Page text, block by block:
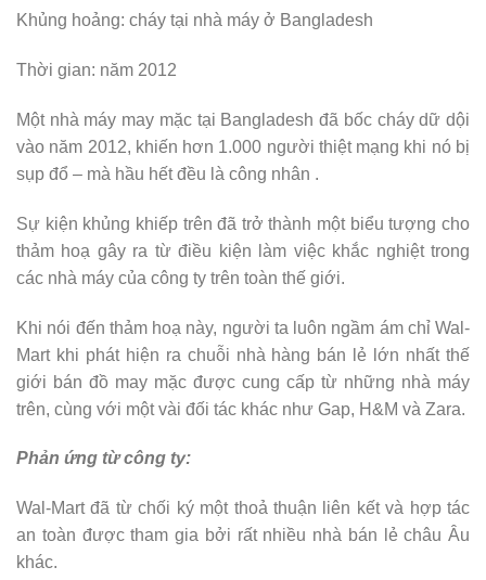
Khủng hoảng: cháy tại nhà máy ở Bangladesh
Thời gian: năm 2012
Một nhà máy may mặc tại Bangladesh đã bốc cháy dữ dội
vào năm 2012, khiến hơn 1.000 người thiệt mạng khi nó bị
sụp đổ – mà hầu hết đều là công nhân .
Sự kiện khủng khiếp trên đã trở thành một biểu tượng cho
thảm hoạ gây ra từ điều kiện làm việc khắc nghiệt trong
các nhà máy của công ty trên toàn thế giới.
Khi nói đến thảm hoạ này, người ta luôn ngầm ám chỉ Wal-
Mart khi phát hiện ra chuỗi nhà hàng bán lẻ lớn nhất thế
giới bán đồ may mặc được cung cấp từ những nhà máy
trên, cùng với một vài đối tác khác như Gap, H&M và Zara.
Phản ứng từ công ty:
Wal-Mart đã từ chối ký một thoả thuận liên kết và hợp tác
an toàn được tham gia bởi rất nhiều nhà bán lẻ châu Âu
khác.